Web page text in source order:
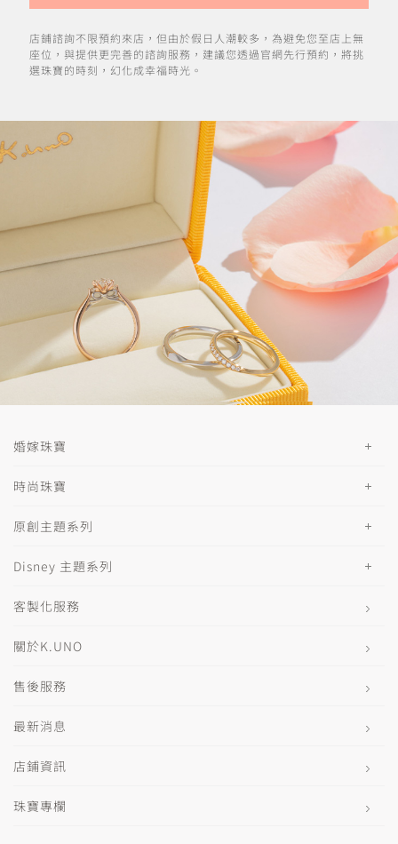
店鋪諮詢不限預約來店，但由於假日人潮較多，為避免您至店上無
座位，與提供更完善的諮詢服務，建議您透過官網先行預約，將挑
選珠寶的時刻，幻化成幸福時光。
婚嫁珠寶
時尚珠寶
原創主題系列
Disney 主題系列
客製化服務
關於K.UNO
售後服務
最新消息
店鋪資訊
珠寶專欄